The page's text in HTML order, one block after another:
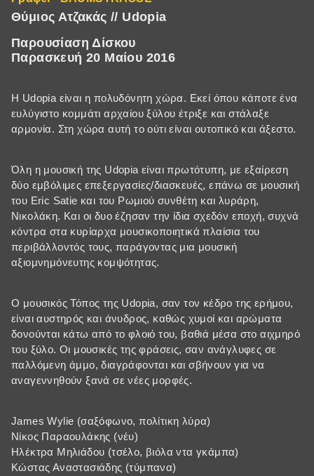
Θύμιος Ατζακάς // Udopia
Παρουσίαση Δίσκου
Παρασκευή 20 Μαίου 2016
H Udopia είναι η πολυδόνητη χώρα. Εκεί όπου κάποτε ένα
ευλύγιστο κομμάτι αρχαίου ξύλου έτριξε και στάλαξε
αρμονία. Στη χώρα αυτή το ούτι είναι ουτοπικό και άξεστο.
Όλη η μουσική της Udopia είναι πρωτότυπη, με εξαίρεση
δύο εμβόλιμες επεξεργασίες/διασκευές, επάνω σε μουσική
του Eric Satie και του Ρωμιού συνθέτη και λυράρη,
Νικολάκη. Και οι δυο έζησαν την ίδια σχεδόν εποχή, συχνά
κόντρα στα κυρίαρχα μουσικοποιητικά πλαίσια του
περιβάλλοντός τους, παράγοντας μια μουσική
αξιομνημόνευτης κομψότητας.
Ο μουσικός Τόπος της Udopia, σαν τον κέδρο της ερήμου,
είναι αυστηρός και άνυδρος, καθώς χυμοί και αρώματα
δονούνται κάτω από το φλοιό του, βαθιά μέσα στο αιχμηρό
του ξύλο. Οι μουσικές της φράσεις, σαν ανάγλυφες σε
παλλόμενη άμμο, διαγράφονται και σβήνουν για να
αναγεννηθούν ξανά σε νέες μορφές.
James Wylie (σαξόφωνο, πολίτικη λύρα)
Νίκος Παραουλάκης (νέυ)
Ηλέκτρα Μηλιάδου (τσέλο, βιόλα ντα γκάμπα)
Κώστας Αναστασιάδης (τύμπανα)